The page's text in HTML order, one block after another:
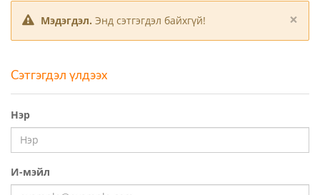
×
Мэдэгдэл. Энд сэтгэгдэл байхгүй!
Сэтгэгдэл үлдээх
Нэр
И-мэйл